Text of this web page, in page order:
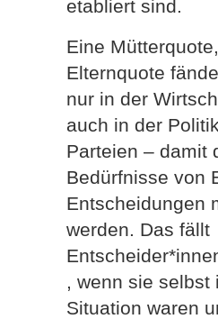
etabliert sind.
Eine
Elternquote
nur in der
auch in der
Parteien – damit
Bedürfnisse von
Entscheidungen
werden. Das fällt
, wenn sie selbst
Situation waren